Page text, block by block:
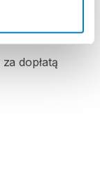
za dopłatą